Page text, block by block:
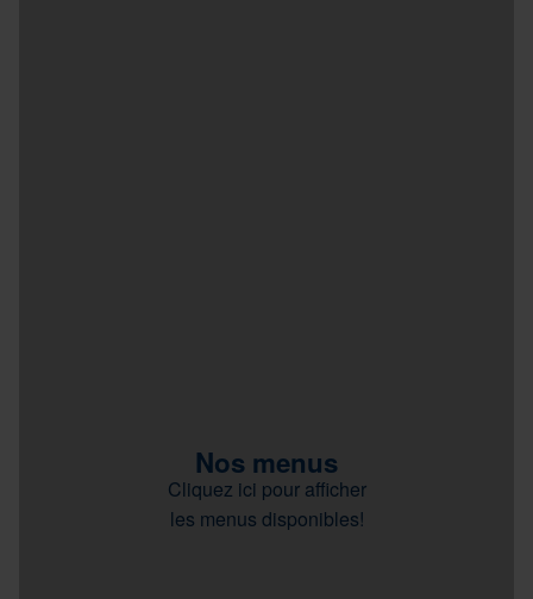
Nos menus
Cliquez ici pour afficher
les menus disponibles!